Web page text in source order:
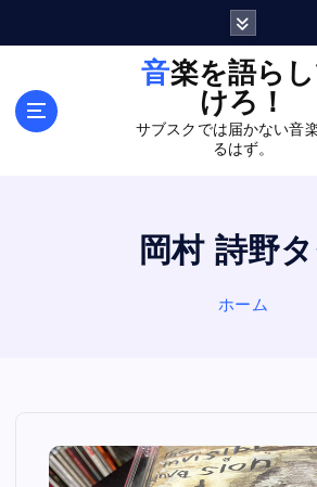
音楽を語らして
けろ！
サブスクでは届かない音
るはず。
岡村 詩野
ホーム